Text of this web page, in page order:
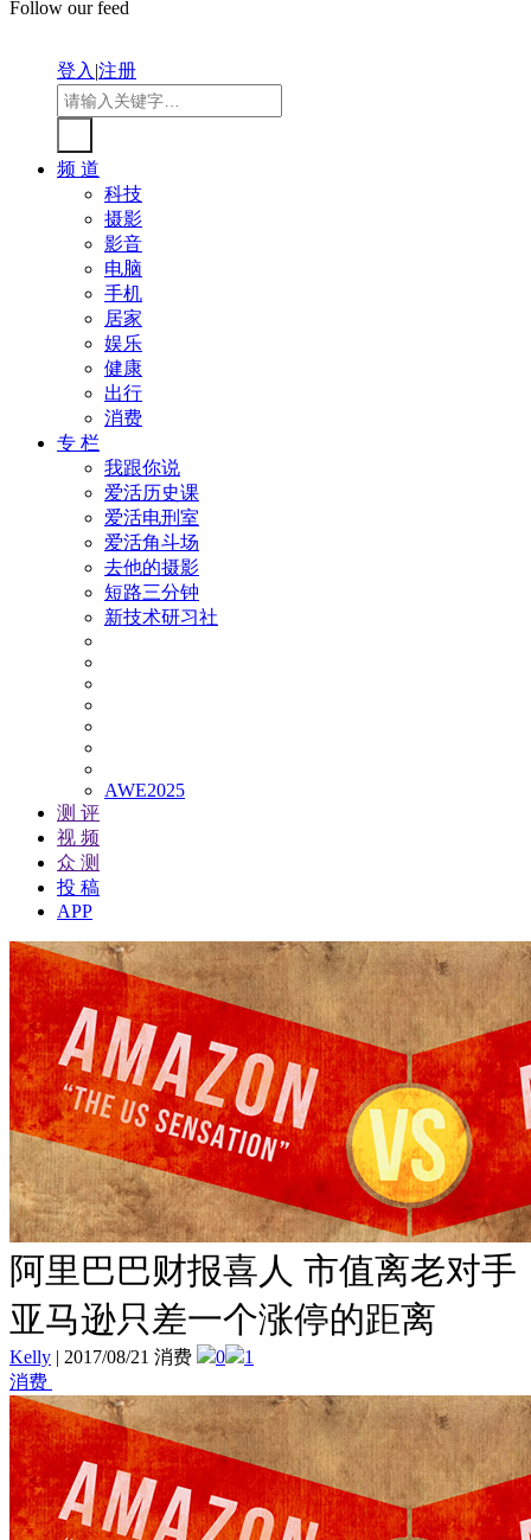
Follow our feed
登入|注册
频 道
科技
摄影
影音
电脑
手机
居家
娱乐
健康
出行
消费
专 栏
我跟你说
爱活历史课
爱活电刑室
爱活角斗场
去他的摄影
短路三分钟
新技术研习社
AWE2025
测 评
视 频
众 测
投 稿
APP
阿里巴巴财报喜人 市值离老对手
亚马逊只差一个涨停的距离
Kelly | 2017/08/21 消费 0
1
消费